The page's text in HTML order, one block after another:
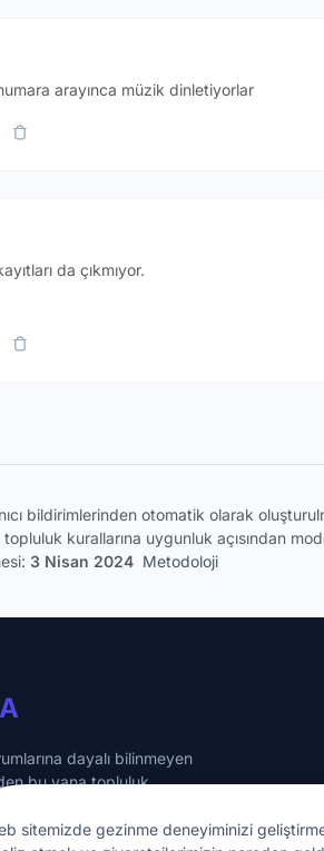
sitemizde gezinme deneyiminizi
arayınca müzik dinletiyorlar
da çıkmıyor.
bildirimlerinden otomatik olarak
kurallarına uygunluk açısından
3 Nisan 2024 Metodoloji
dayalı bilinmeyen
bu yana topluluk
bilgilendirme amaçlı olup,